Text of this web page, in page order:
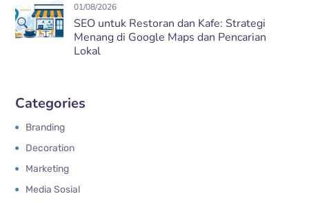
01/08/2026
SEO untuk Restoran dan Kafe: Strategi
Menang di Google Maps dan Pencarian
Lokal
Categories
Branding
Decoration
Marketing
Media Sosial